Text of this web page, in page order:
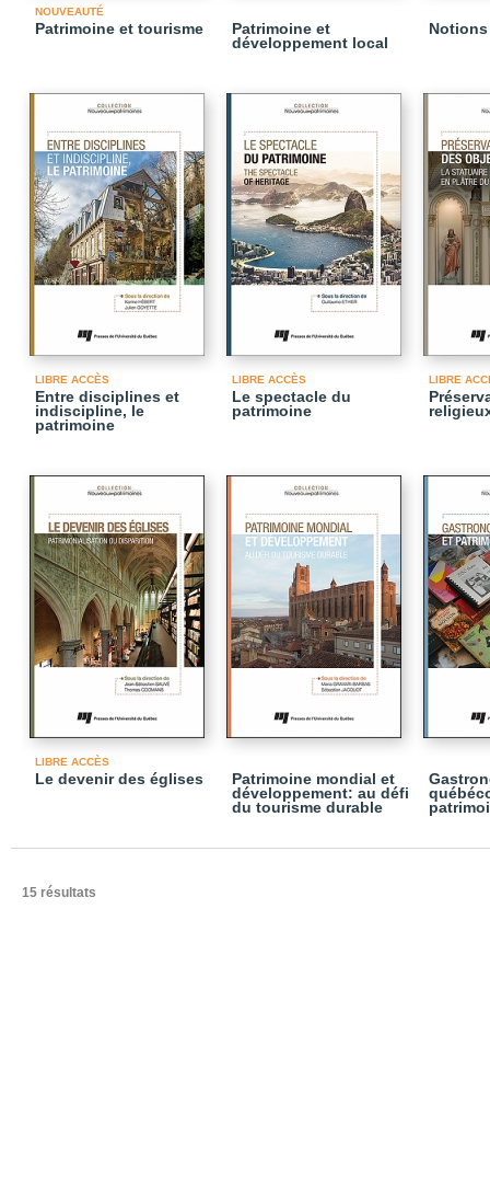
NOUVEAUTÉ
Patrimoine et tourisme
Patrimoine et
développement local
LIBRE ACCÈS
Entre disciplines et
indiscipline, le
patrimoine
LIBRE ACCÈS
Le spectacle du
patrimoine
LIBRE
LIBRE ACCÈS
Le devenir des églises
Patrimoine mondial et
développement: au défi
du tourisme durable
15 résultats